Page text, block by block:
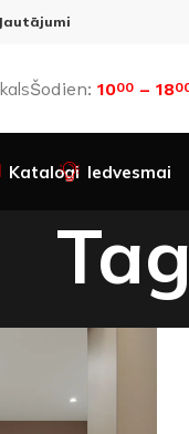
Šodien: 1000 – 18
Katalogi Iedvesmai